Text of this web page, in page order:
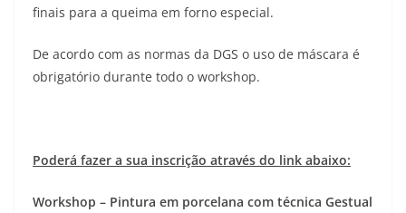
finais para a queima em forno especial.
De acordo com as normas da DGS o uso de máscara é
obrigatório durante todo o workshop.
Poderá fazer a sua inscrição através do link abaixo:
Workshop – Pintura em porcelana com técnica Gestual